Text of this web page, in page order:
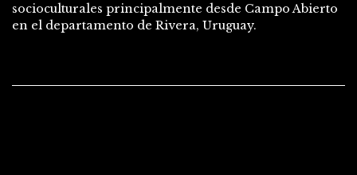
socioculturales principalmente desde Campo Abierto
en el departamento de Rivera, Uruguay.